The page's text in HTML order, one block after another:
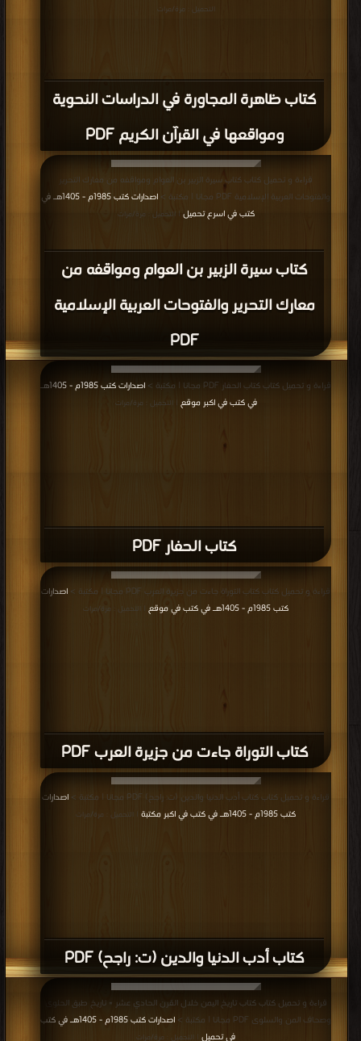
كتاب ظاهرة المجاورة في الدراسات النحوية
ومواقعها في القرآن الكريم PDF
التحميل : مرة/مرات
كتاب سيرة الزبير بن العوام ومواقفه من
معارك التحرير والفتوحات العربية الإسلامية
PDF
قراءة و تحميل كتاب كتاب سيرة الزبير بن العوام ومواقفه من معارك التحرير
والفتوحات العربية الإسلامية PDF مجانا | مكتبة >
اصدارات كتب 1985م - 1405هـ في
كتب في اسرع تحميل | التحميل : مرة/مرات
كتاب الحفار PDF
قراءة و تحميل كتاب كتاب الحفار PDF مجانا | مكتبة >
اصدارات كتب 1985م - 1405هـ
في كتب في اكبر موقع
| التحميل : مرة/مرات
كتاب التوراة جاءت من جزيرة العرب PDF
قراءة و تحميل كتاب كتاب التوراة جاءت من جزيرة العرب PDF مجانا | مكتبة >
اصدارات
كتب 1985م - 1405هـ في كتب في موقع
| التحميل : مرة/مرات
كتاب أدب الدنيا والدين (ت: راجح) PDF
قراءة و تحميل كتاب كتاب أدب الدنيا والدين (ت: راجح) PDF مجانا | مكتبة >
اصدارات
كتب 1985م - 1405هـ في كتب في اكبر مكتبة
| التحميل : مرة/مرات
قراءة و تحميل كتاب كتاب تاريخ اليمن خلال القرن الحادي عشر = تاريخ طبق الحلوى
وصحاف المن والسلوى PDF مجانا | مكتبة >
اصدارات كتب 1985م - 1405هـ في كتب
في تحميل
| التحميل : مرة/مرات